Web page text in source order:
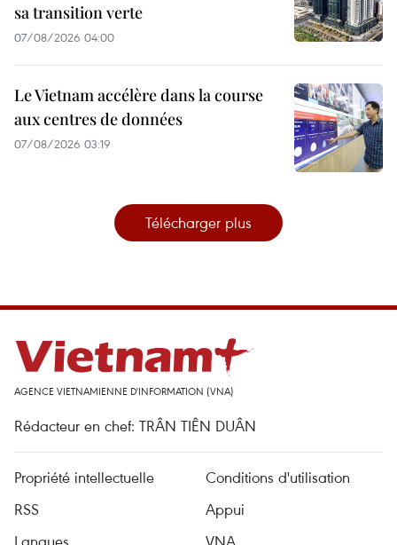
sa transition verte
07/08/2026 04:00
Le Vietnam accélère dans la course
aux centres de données
07/08/2026 03:19
Télécharger plus
AGENCE VIETNAMIENNE D'INFORMATION (VNA)
Rédacteur en chef: TRÂN TIÊN DUÂN
Propriété intellectuelle
Conditions d'utilisation
RSS
Appui
Langues
VNA